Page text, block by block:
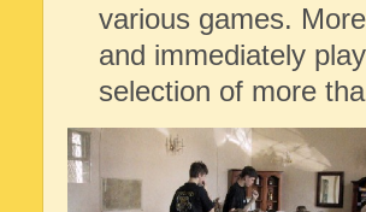
various games.
and immediately
selection of more